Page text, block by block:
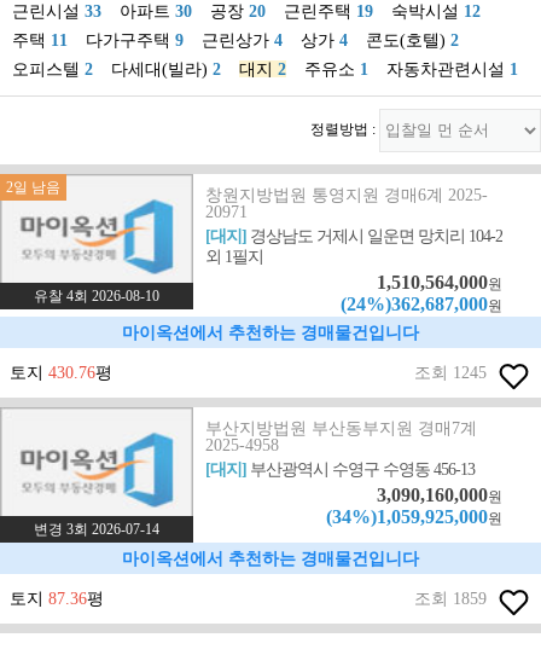
근린시설 33 아파트 30 공장 20 근린주택 19 숙박시설 12
주택 11 다가구주택 9 근린상가 4 상가 4 콘도(호텔) 2
오피스텔 2 다세대(빌라) 2 대지 2 주유소 1 자동차관련시설 1
정렬방법 :
2일 남음
유찰 4회 2026-08-10
창원지방법원 통영지원 경매6계 2025-
20971
[대지] 경상남도 거제시 일운면 망치리 104-2
외 1필지
1,510,564,000원
(24%)362,687,000원
마이옥션에서 추천하는 경매물건입니다
토지 430.76평 조회 1245
변경 3회 2026-07-14
부산지방법원 부산동부지원 경매7계
2025-4958
[대지] 부산광역시 수영구 수영동 456-13
3,090,160,000원
(34%)1,059,925,000원
마이옥션에서 추천하는 경매물건입니다
토지 87.36평 조회 1859